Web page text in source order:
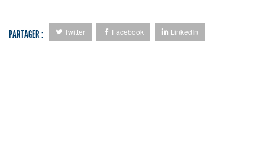
PARTAGER : Twitter Facebook LinkedIn